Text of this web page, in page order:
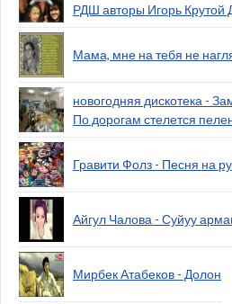
РДШ авторы Игорь Крутой
Мама, мне на тебя не
новогодняя дискотека -
По дорогам стелется
Гравити Фолз - Песня на
Айгул Чалова - Суйуу
Мирбек Атабеков - Долон